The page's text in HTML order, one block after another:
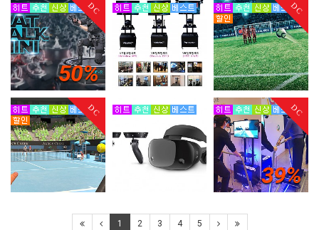
DC
50%
DC
DC DC
39%
1 2 3 4 5
쇼핑몰현황/기타 > 이벤트관리에서